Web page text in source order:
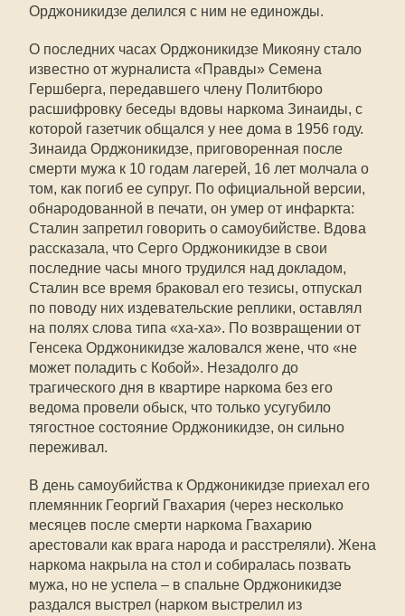
Орджоникидзе делился с ним не единожды.
О последних часах Орджоникидзе Микояну стало
известно от журналиста «Правды» Семена
Гершберга, передавшего члену Политбюро
расшифровку беседы вдовы наркома Зинаиды, с
которой газетчик общался у нее дома в 1956 году.
Зинаида Орджоникидзе, приговоренная после
смерти мужа к 10 годам лагерей, 16 лет молчала о
том, как погиб ее супруг. По официальной версии,
обнародованной в печати, он умер от инфаркта:
Сталин запретил говорить о самоубийстве. Вдова
рассказала, что Серго Орджоникидзе в свои
последние часы много трудился над докладом,
Сталин все время браковал его тезисы, отпускал
по поводу них издевательские реплики, оставлял
на полях слова типа «ха-ха». По возвращении от
Генсека Орджоникидзе жаловался жене, что «не
может поладить с Кобой». Незадолго до
трагического дня в квартире наркома без его
ведома провели обыск, что только усугубило
тягостное состояние Орджоникидзе, он сильно
переживал.
В день самоубийства к Орджоникидзе приехал его
племянник Георгий Гвахария (через несколько
месяцев после смерти наркома Гвахарию
арестовали как врага народа и расстреляли). Жена
наркома накрыла на стол и собиралась позвать
мужа, но не успела – в спальне Орджоникидзе
раздался выстрел (нарком выстрелил из